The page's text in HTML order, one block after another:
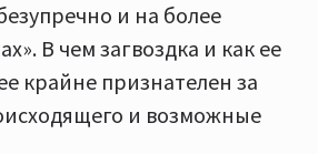
и на более
В чем загвоздка и как ее
крайне признателен за
и возможные